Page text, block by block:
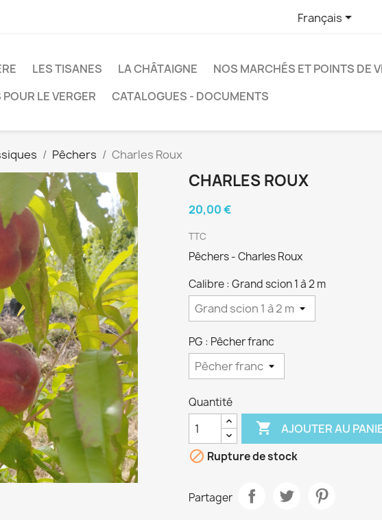
Français
LES TISANES LA CHÂTAIGNE
NOS MARCHÉS ET POINTS DE
LE VERGER
CATALOGUES - DOCUMENTS
Pêchers Charles Roux
CHARLES ROUX
20,00 €
TTC
Pêchers - Charles Roux
Calibre : Grand scion 1 à 2 m
PG : Pêcher franc
Quantité
 AJOUTER AU
 Rupture de stock
Partager